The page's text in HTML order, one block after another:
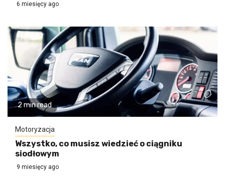
6 miesięcy ago
2 min read
Motoryzacja
Wszystko, co musisz wiedzieć o ciągniku
siodłowym
9 miesięcy ago